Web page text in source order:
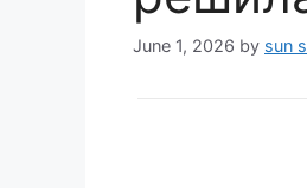
June 1, 2026 by sun